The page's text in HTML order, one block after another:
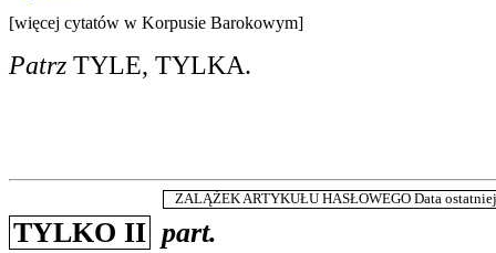
[więcej cytatów w Korpusie Barokowym]
Patrz TYLE, TYLKA.
ZALĄŻEK ARTYKUŁU HASŁOWEGO Data
TYLKO II part.